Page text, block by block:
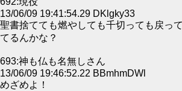
13/06/09 19:41:54.29 DKlgky33
聖書捨てても燃やしても千切っても戻っ
てるんかな？
693:神も仏も名無しさん
13/06/09 19:46:52.22 BBmhmDWl
めざめよ！